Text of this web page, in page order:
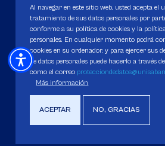
Personería Jurídica:Resolución 130 del 14 de
Ministerio de Educación Nacional.
Política de Protección de datos
Derechos Pecuniarios
Al navegar en este sitio web, usted acepta el
tratamiento de sus datos personales por
conforme a su política de cookies y la
personales. En cualquier momento podrá
cookies en su ordenador, y para ejercer sus
de datos personales puede hacerlo a través
como el correo
Más información
ACEPTAR NO, GRACIAS